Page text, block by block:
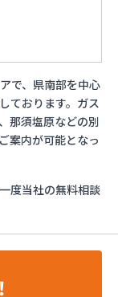
センター
で、県南部を中心
ております。ガス
那須塩原などの別
案内が可能となっ
度当社の無料相談